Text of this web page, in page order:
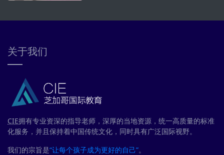
关于我们
CIE拥有专业资深的指导老师，深厚的当地资源，统一高质量的标准
化服务，并且保持着中国传统文化，同时具有广泛国际视野。
我们的宗旨是“让每个孩子成为更好的自己”。